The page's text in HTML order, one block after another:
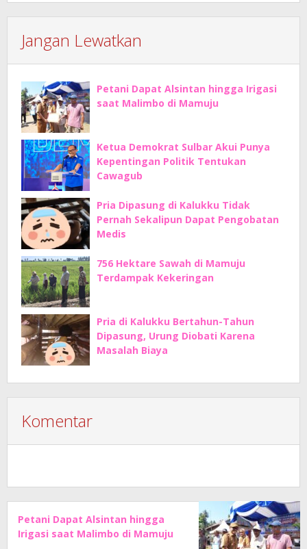
Jangan Lewatkan
Petani Dapat Alsintan hingga Irigasi
saat Malimbo di Mamuju
Ketua Demokrat Sulbar Akui Punya
Kepentingan Politik Tentukan
Cawagub
Pria Dipasung di Kalukku Tidak
Pernah Sekalipun Dapat Pengobatan
Medis
756 Hektare Sawah di Mamuju
Terdampak Kekeringan
Pria di Kalukku Bertahun-Tahun
Dipasung, Urung Diobati Karena
Masalah Biaya
Komentar
Petani Dapat Alsintan hingga
Irigasi saat Malimbo di Mamuju